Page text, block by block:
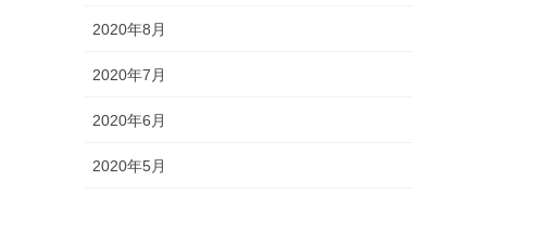
2020年8月
2020年7月
2020年6月
2020年5月